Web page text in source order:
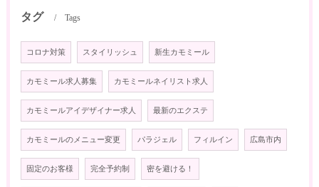
タグ Tags
コロナ対策 スタイリッシュ 新生カモミール
カモミール求人募集 カモミールネイリスト求人
カモミールアイデザイナー求人 最新のエクステ
カモミールのメニュー変更 パラジェル フィルイン 広島市内
固定のお客様 完全予約制 密を避ける！